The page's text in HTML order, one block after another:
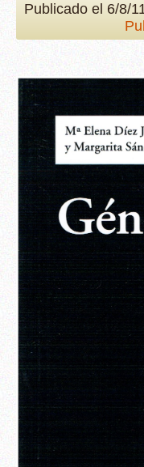
Publicado el 6/8/